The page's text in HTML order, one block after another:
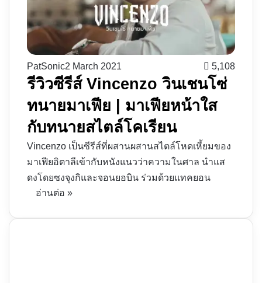
PatSonic2 March 2021 5,108
รีวิวซีรีส์ Vincenzo วินเชนโซ่
ทนายมาเฟีย | มาเฟียหน้าใส
กับทนายสไตล์โคเรียน
Vincenzo เป็นซีรีส์ที่ผสานผสานสไตล์โหดเหี้ยมของ
มาเฟียอิตาลีเข้ากับหนังแนวว่าความในศาล นำแส
ดงโดยซงจุงกิและจอนยอบิน ร่วมด้วยแทคยอน
อ่านต่อ »